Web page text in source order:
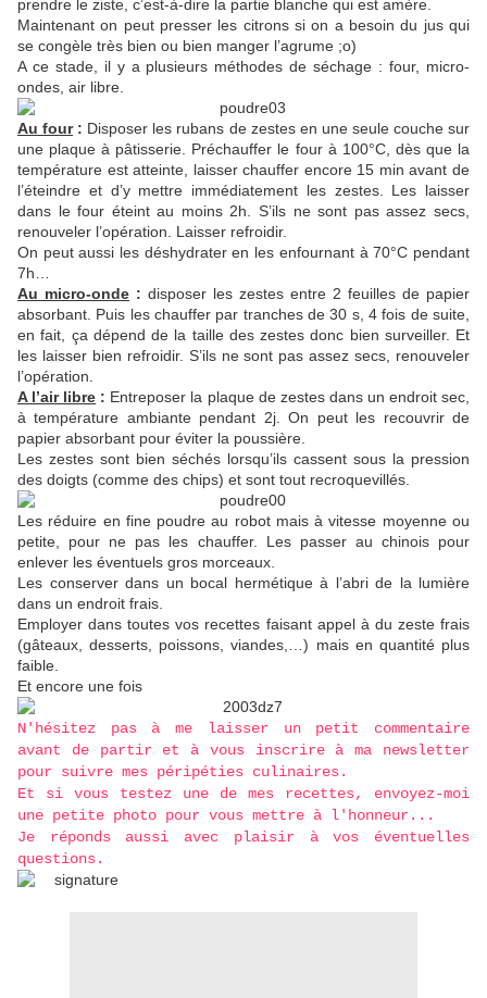
prendre le ziste, c’est-à-dire la partie blanche qui est amère.
Maintenant on peut presser les citrons si on a besoin du jus qui
se congèle très bien ou bien manger l’agrume ;o)
A ce stade, il y a plusieurs méthodes de séchage : four, micro-
ondes, air libre.
Au four: Disposer les rubans de zestes en une seule couche sur
une plaque à pâtisserie. Préchauffer le four à 100°C, dès que la
température est atteinte, laisser chauffer encore 15 min avant de
l’éteindre et d’y mettre immédiatement les zestes. Les laisser
dans le four éteint au moins 2h. S’ils ne sont pas assez secs,
renouveler l’opération. Laisser refroidir.
On peut aussi les déshydrater en les enfournant à 70°C pendant
7h…
Au micro-onde : disposer les zestes entre 2 feuilles de papier
absorbant. Puis les chauffer par tranches de 30 s, 4 fois de suite,
en fait, ça dépend de la taille des zestes donc bien surveiller. Et
les laisser bien refroidir. S’ils ne sont pas assez secs, renouveler
l’opération.
A l’air libre : Entreposer la plaque de zestes dans un endroit sec,
à température ambiante pendant 2j. On peut les recouvrir de
papier absorbant pour éviter la poussière.
Les zestes sont bien séchés lorsqu’ils cassent sous la pression
des doigts (comme des chips) et sont tout recroquevillés.
Les réduire en fine poudre au robot mais à vitesse moyenne ou
petite, pour ne pas les chauffer. Les passer au chinois pour
enlever les éventuels gros morceaux.
Les conserver dans un bocal hermétique à l’abri de la lumière
dans un endroit frais.
Employer dans toutes vos recettes faisant appel à du zeste frais
(gâteaux, desserts, poissons, viandes,…) mais en quantité plus
faible.
Et encore une fois
N'hésitez pas à me laisser un petit commentaire
avant de partir et à vous inscrire à ma newsletter
pour suivre mes péripéties culinaires.
Et si vous testez une de mes recettes, envoyez-moi
une petite photo pour vous mettre à l'honneur...
Je réponds aussi avec plaisir à vos éventuelles
questions.